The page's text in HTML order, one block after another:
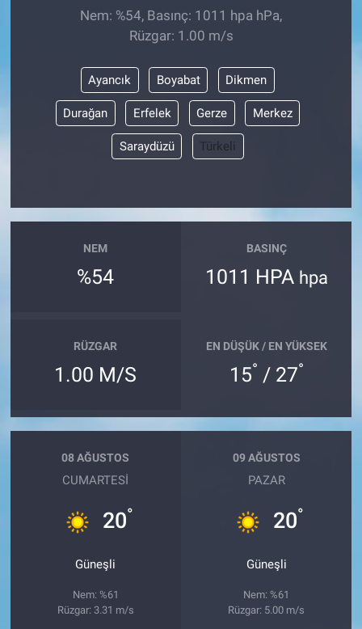
Nem: %54, Basınç: 1011 hpa hPa,
Rüzgar: 1.00 m/s
Ayancık Boyabat Dikmen
Durağan Erfelek Gerze Merkez
Saraydüzü Türkeli
NEM
%54
BASINÇ
1011 HPA hpa
RÜZGAR
1.00 M/S
EN DÜŞÜK / EN YÜKSEK
15° / 27°
08 AĞUSTOS
CUMARTESI
20°
Güneşli
Nem: %61
Rüzgar: 3.31 m/s
09 AĞUSTOS
PAZAR
20°
Güneşli
Nem: %61
Rüzgar: 5.00 m/s